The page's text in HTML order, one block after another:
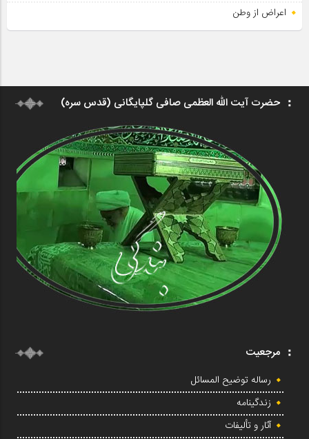
اعراض از وطن
حضرت آیت الله العظمی صافی گلپایگانی (قدس سره)
مرجعیت
رساله توضیح المسائل
زندگینامه
آثار و تألیفات